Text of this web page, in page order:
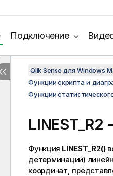
Подключение
Qlik Sense для Windows
Функции скрипта и
Функции
LINEST_R2
Функция LINEST_R2()
детерминации)
координат,